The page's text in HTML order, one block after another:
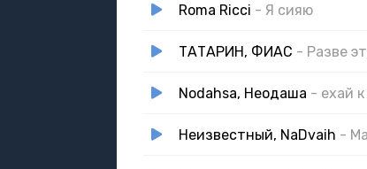
Roma Ricci - Я сияю
ТАТАРИН, ФИАС - Разве
Nodahsa, Неодаша - ехай
Неизвестный, NaDvaih -